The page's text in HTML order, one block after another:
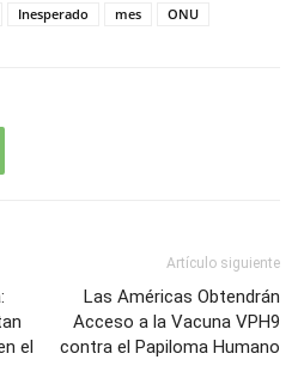
Inesperado mes ONU
el
Artículo siguiente
Las Américas Obtendrán
Acceso a la Vacuna VPH9
contra el Papiloma Humano